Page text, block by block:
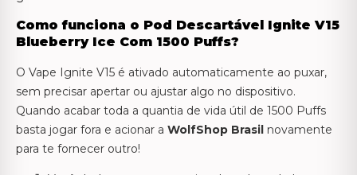
Como funciona o Pod Descartável Ignite V15
Blueberry Ice Com 1500 Puffs?
O Vape Ignite V15 é ativado automaticamente ao puxar,
sem precisar apertar ou ajustar algo no dispositivo.
Quando acabar toda a quantia de vida útil de 1500 Puffs
basta jogar fora e acionar a WolfShop Brasil novamente
para te fornecer outro!